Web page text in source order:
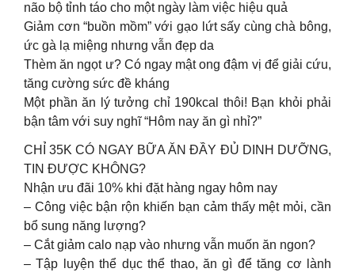
não bộ tỉnh táo cho một ngày làm việc hiệu quả
Giảm cơn “buồn mồm” với gạo lứt sấy cùng chà bông,
ức gà lạ miệng nhưng vẫn đẹp da
Thèm ăn ngọt ư? Có ngay mật ong đậm vị để giải cứu,
tăng cường sức đề kháng
Một phần ăn lý tưởng chỉ 190kcal thôi! Bạn khỏi phải
bận tâm với suy nghĩ “Hôm nay ăn gì nhỉ?”
CHỈ 35K CÓ NGAY BỮA ĂN ĐẦY ĐỦ DINH DƯỠNG,
TIN ĐƯỢC KHÔNG?
Nhận ưu đãi 10% khi đặt hàng ngay hôm nay
– Công việc bận rộn khiến bạn cảm thấy mệt mỏi, cần
bổ sung năng lượng?
– Cắt giảm calo nạp vào nhưng vẫn muốn ăn ngon?
– Tập luyện thể dục thể thao, ăn gì để tăng cơ lành